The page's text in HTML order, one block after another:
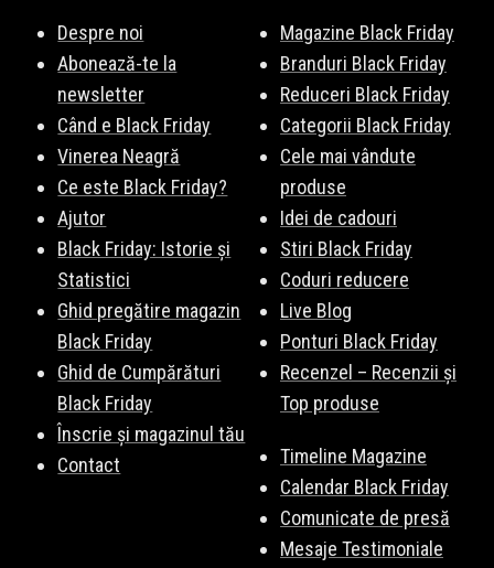
Despre noi
Abonează-te la
newsletter
Când e Black Friday
Vinerea Neagră
Ce este Black Friday?
Ajutor
Black Friday: Istorie și
Statistici
Ghid pregătire magazin
Black Friday
Ghid de Cumpărături
Black Friday
Înscrie și magazinul tău
Contact
Magazine Black Friday
Branduri Black Friday
Reduceri Black Friday
Categorii Black Friday
Cele mai vândute
produse
Idei de cadouri
Stiri Black Friday
Coduri reducere
Live Blog
Ponturi Black Friday
Recenzel – Recenzii și
Top produse
Timeline Magazine
Calendar Black Friday
Comunicate de presă
Mesaje Testimoniale